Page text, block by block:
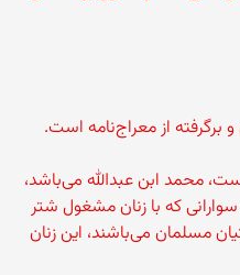
از معراج‌نامه است.
محمد ابن عبدالله می‌باشد،
سوارانی که با زنان مشغول شتر
مسلمان می‌باشند، این زنان